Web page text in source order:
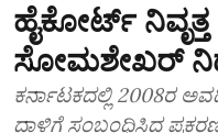
ಹೈಕೋರ್ಟ್‌
ಸೋಮಶೇಖರ್‌
ಕರ್ನಾಟಕದಲ್ಲಿ 2008ರ
ದಾಳಿಗೆ ಸಂಬಂಧಿಸಿದ